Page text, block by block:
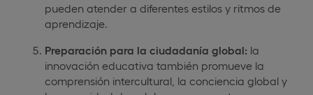
pueden atender a diferentes estilos y ritmos de
aprendizaje.
Preparación para la ciudadanía global: la
innovación educativa también promueve la
comprensión intercultural, la conciencia global y